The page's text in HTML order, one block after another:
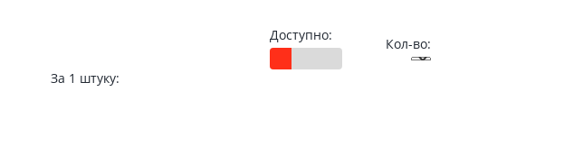
Доступно:
Кол-во:
За 1 штуку: